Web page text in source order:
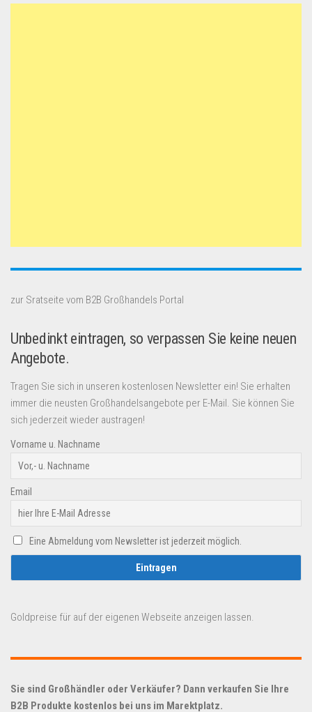
zur Sratseite vom B2B Großhandels Portal
Unbedinkt eintragen, so verpassen Sie keine neuen
Angebote.
Tragen Sie sich in unseren kostenlosen Newsletter ein! Sie erhalten
immer die neusten Großhandelsangebote per E-Mail. Sie können Sie
sich jederzeit wieder austragen!
Vorname u. Nachname
Email
Eine Abmeldung vom Newsletter ist jederzeit möglich.
Goldpreise für auf der eigenen Webseite anzeigen lassen.
Sie sind Großhändler oder Verkäufer? Dann verkaufen Sie Ihre
B2B Produkte kostenlos bei uns im Marektplatz.